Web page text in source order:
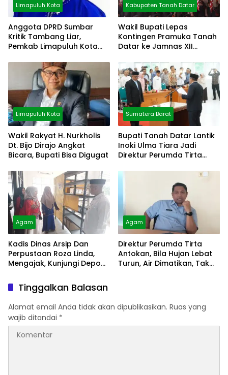
Limapuluh Kota
Anggota DPRD Sumbar
Kritik Tambang Liar,
Pemkab Limapuluh Kota
Kabupaten Tanah Datar
Wakil Bupati Lepas
Kontingen Pramuka Tanah
Datar ke Jamnas XII
Limapuluh Kota
Wakil Rakyat H. Nurkholis
Dt. Bijo Dirajo Angkat
Bicara, Bupati Bisa Digugat
Sumatera Barat
Bupati Tanah Datar Lantik
Inoki Ulma Tiara Jadi
Direktur Perumda Tirta
Agam
Kadis Dinas Arsip Dan
Perpustaan Roza Linda,
Mengajak, Kunjungi Depo
Agam
Direktur Perumda Tirta
Antokan, Bila Hujan Lebat
Turun, Air Dimatikan, Tak
Tinggalkan Balasan
Alamat email Anda tidak akan dipublikasikan. Ruas yang
wajib ditandai *